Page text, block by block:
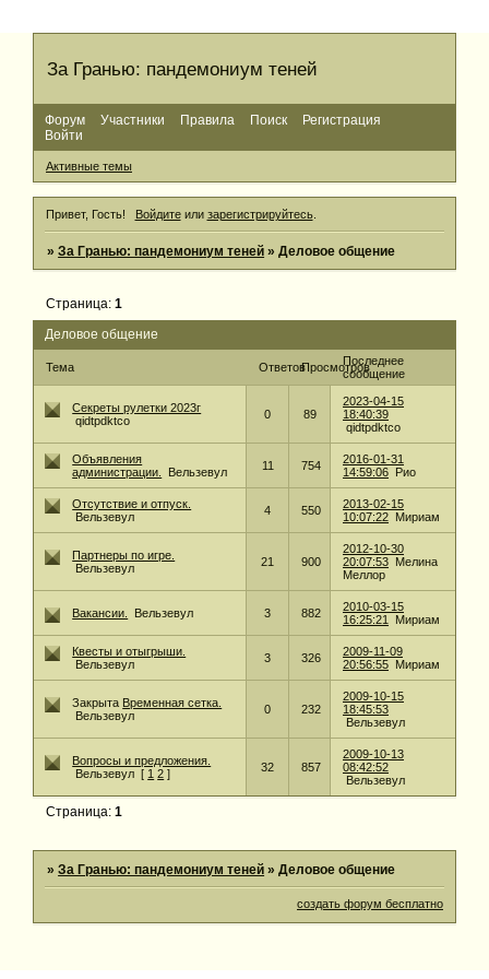
За Гранью: пандемониум теней
Форум Участники Правила Поиск
Регистрация
Войти
Активные темы
Привет, Гость! Войдитеили зарегистрируйтесь.
»За Гранью: пандемониум теней »Деловое общение
Деловое общение
Страница:1
Тема ОтветовПросмотровПоследнее
сообщение
Секреты рулетки 2023г
qidtpdktco
0 89
2023-04-15
18:40:39
qidtpdktco
Объявления
администрации.
Вельзевул 11 754
2016-01-31
14:59:06
Рио
Отсутствие и отпуск.
Вельзевул
4 550
2013-02-15
10:07:22 Мириам
Партнеры по игре.
Вельзевул
21 900
2012-10-30
20:07:53 Мелина
Меллор
Вакансии. Вельзевул 3 882
2010-03-15
16:25:21
Мириам
Квесты и отыгрыши.
Вельзевул
3 326
2009-11-09
20:56:55 Мириам
Закрыта Временная сетка.
Вельзевул
0 232
2009-10-15
18:45:53
Вельзевул
Вопросы и предложения.
Вельзевул [ 1 2 ] 32 857
2009-10-13
08:42:52
Вельзевул
Страница:1
»За Гранью: пандемониум теней »Деловое общение
создать форум бесплатно